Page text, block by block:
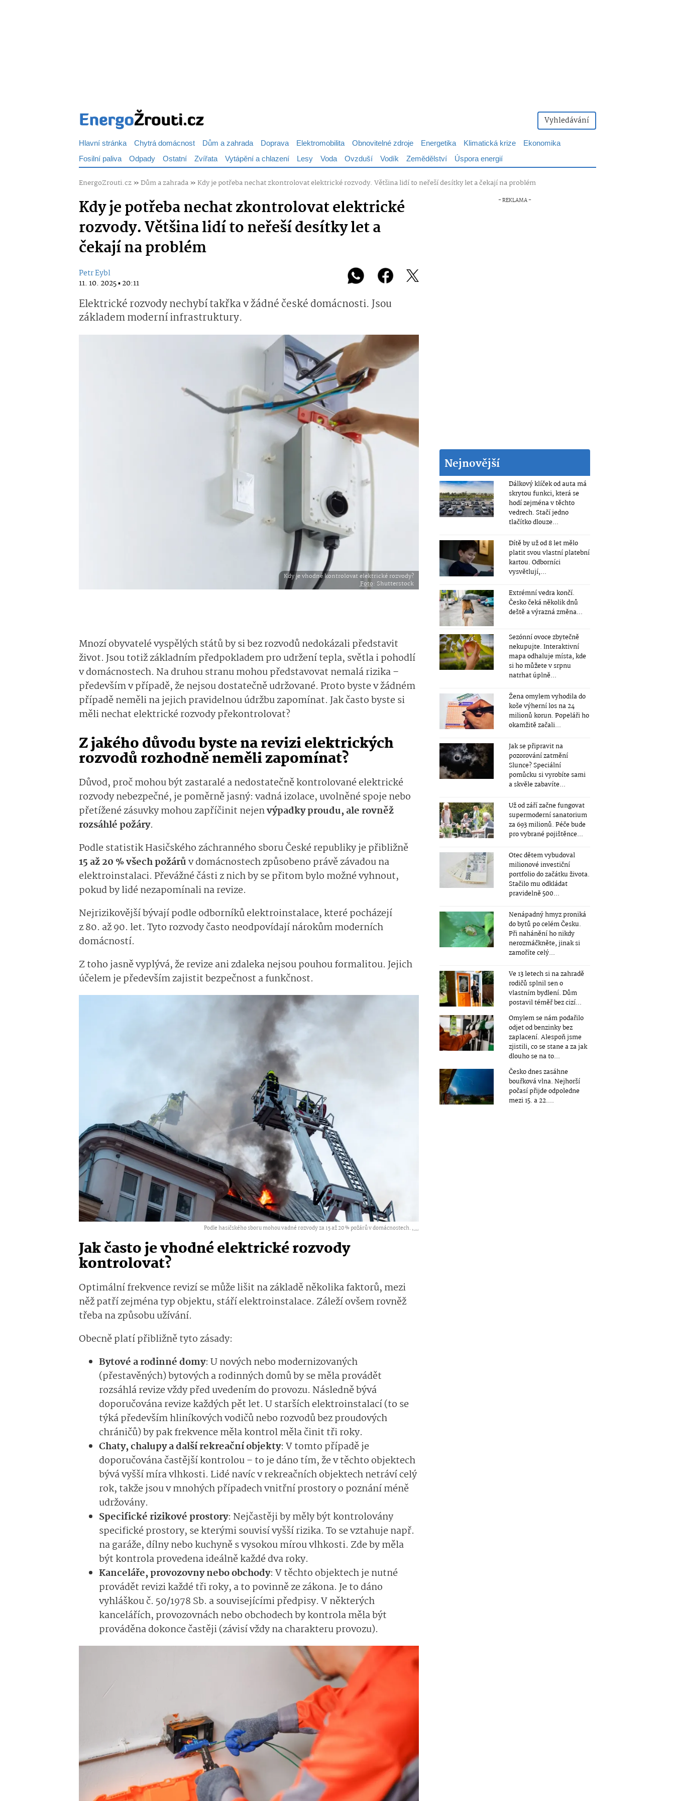
Vyhledávání
Hlavní stránka Chytrá domácnost Dům a zahrada Doprava Elektromobilita Obnovitelné zdroje Energetika Klimatická krize
Ekonomika
Fosilní paliva Odpady Ostatní Zvířata Vytápění a chlazení Lesy Voda Ovzduší Vodík Zemědělství Úspora energií
EnergoZrouti.cz»Dům a zahrada»Kdy je potřeba nechat zkontrolovat elektrické rozvody. Většina lidí to neřeší desítky let a čekají na problém
Kdy je potřeba nechat zkontrolovat elektrické
rozvody. Většina lidí to neřeší desítky let a
čekají na problém
Petr Eybl
11. 10. 2025 ▪ 20:11
Elektrické rozvody nechybí takřka v žádné české domácnosti. Jsou
základem moderní infrastruktury.
Kdy je vhodné kontrolovat elektrické rozvody?
Foto: Shutterstock
Mnozí obyvatelé vyspělých států by si bez rozvodů nedokázali představit
život. Jsou totiž základním předpokladem pro udržení tepla, světla i pohodlí
v domácnostech. Na druhou stranu mohou představovat nemalá rizika –
především v případě, že nejsou dostatečně udržované. Proto byste v žádném
případě neměli na jejich pravidelnou údržbu zapomínat. Jak často byste si
měli nechat elektrické rozvody překontrolovat?
Z jakého důvodu byste na revizi elektrických
rozvodů rozhodně neměli zapomínat?
Důvod, proč mohou být zastaralé a nedostatečně kontrolované elektrické
rozvody nebezpečné, je poměrně jasný: vadná izolace, uvolněné spoje nebo
přetížené zásuvky mohou zapříčinit nejenvýpadky proudu, ale rovněž
rozsáhlé požáry.
Podle statistik Hasičského záchranného sboru České republiky je přibližně
15 až 20 % všech požárův domácnostech způsobeno právě závadou na
elektroinstalaci. Převážné části z nich by se přitom bylo možné vyhnout,
pokud by lidé nezapomínali na revize.
Nejrizikovější bývají podle odborníků elektroinstalace, které pocházejí
z 80. až 90. let. Tyto rozvody často neodpovídají nárokům moderních
domácností.
Z toho jasně vyplývá, že revize ani zdaleka nejsou pouhou formalitou. Jejich
účelem je především zajistit bezpečnost a funkčnost.
Podle hasičského sboru mohou vadné rozvody za 15 až 20 % požárů v domácnostech. ,...
Jak často je vhodné elektrické rozvody
kontrolovat?
Optimální frekvence revizí se může lišit na základě několika faktorů, mezi
něž patří zejména typ objektu, stáří elektroinstalace. Záleží ovšem rovněž
třeba na způsobu užívání.
Obecně platí přibližně tyto zásady:
Bytové a rodinné domy: U nových nebo modernizovaných
(přestavěných) bytových a rodinných domů by se měla provádět
rozsáhlá revize vždy před uvedením do provozu. Následně bývá
doporučována revize každých pět let. U starších elektroinstalací (to se
týká především hliníkových vodičů nebo rozvodů bez proudových
chráničů) by pak frekvence měla kontrol měla činit tři roky.
Chaty, chalupy a další rekreační objekty: V tomto případě je
doporučována častější kontrolou – to je dáno tím, že v těchto objektech
bývá vyšší míra vlhkosti. Lidé navíc v rekreačních objektech netráví celý
rok, takže jsou v mnohých případech vnitřní prostory o poznání méně
udržovány.
Specifické rizikové prostory: Nejčastěji by měly být kontrolovány
specifické prostory, se kterými souvisí vyšší rizika. To se vztahuje např.
na garáže, dílny nebo kuchyně s vysokou mírou vlhkosti. Zde by měla
být kontrola provedena ideálně každé dva roky.
Kanceláře, provozovny nebo obchody: V těchto objektech je nutné
provádět revizi každé tři roky, a to povinně ze zákona. Je to dáno
vyhláškou č. 50/1978 Sb. a souvisejícími předpisy. V některých
kancelářích, provozovnách nebo obchodech by kontrola měla být
prováděna dokonce častěji (závisí vždy na charakteru provozu).
Nejnovější
Dálkový klíček od auta má
skrytou funkci, která se
hodí zejména v těchto
vedrech. Stačí jedno
tlačítko dlouze...
Dítě by už od 8 let mělo
platit svou vlastní platební
kartou. Odborníci
vysvětlují,...
Extrémní vedra končí.
Česko čeká několik dnů
deště a výrazná změna...
Sezónní ovoce zbytečně
nekupujte. Interaktivní
mapa odhaluje místa, kde
si ho můžete v srpnu
natrhat úplně...
Žena omylem vyhodila do
koše výherní los na 24
milionů korun. Popeláři ho
okamžitě začali...
Jak se připravit na
pozorování zatmění
Slunce? Speciální
pomůcku si vyrobíte sami
a skvěle zabavíte...
Už od září začne fungovat
supermoderní sanatorium
za 693 milionů. Péče bude
pro vybrané pojištěnce...
Otec dětem vybudoval
milionové investiční
portfolio do začátku života.
Stačilo mu odkládat
pravidelně 500...
Nenápadný hmyz proniká
do bytů po celém Česku.
Při nahánění ho nikdy
nerozmáčkněte, jinak si
zamoříte celý...
Ve 13 letech si na zahradě
rodičů splnil sen o
vlastním bydlení. Dům
postavil téměř bez cizí...
Omylem se nám podařilo
odjet od benzinky bez
zaplacení. Alespoň jsme
zjistili, co se stane a za jak
dlouho se na to...
Česko dnes zasáhne
bouřková vlna. Nejhorší
počasí přijde odpoledne
mezi 15. a 22....